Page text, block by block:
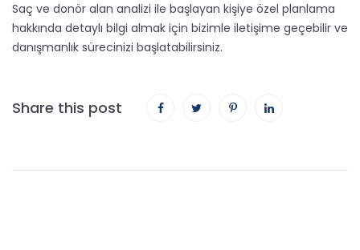
Saç ve donör alan analizi ile başlayan kişiye özel planlama
hakkında detaylı bilgi almak için bizimle iletişime geçebilir ve
danışmanlık sürecinizi başlatabilirsiniz.
Share this post